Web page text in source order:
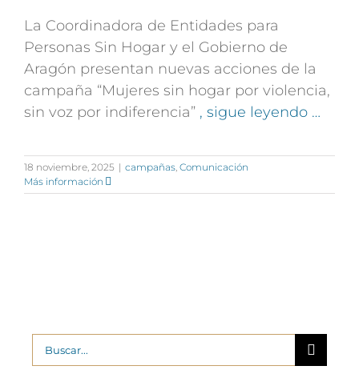
La Coordinadora de Entidades para
Personas Sin Hogar y el Gobierno de
Aragón presentan nuevas acciones de la
campaña “Mujeres sin hogar por violencia,
sin voz por indiferencia” , sigue leyendo …
18 noviembre, 2025 | campañas Comunicación
Más información
Buscar: